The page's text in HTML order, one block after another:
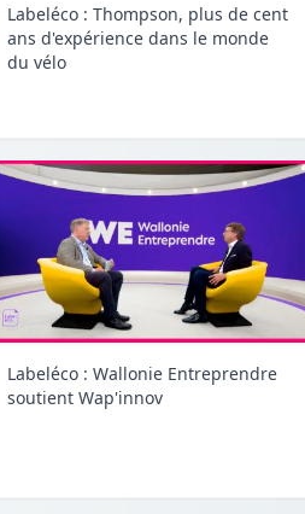
Labeléco : Thompson, plus de cent
ans d'expérience dans le monde
du vélo
Labeléco : Wallonie Entreprendre
soutient Wap'innov